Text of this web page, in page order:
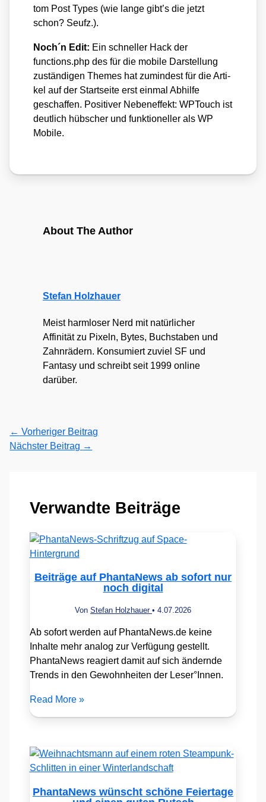
tom Post Types (wie lan­ge gibt’s die jetzt
schon? Seufz.).
Noch´n Edit: Ein schnel­ler Hack der
functions.php des für die mobi­le Dar­stel­lung
zustän­di­gen The­mes hat zumin­dest für die Arti­
kel auf der Start­sei­te erst ein­mal Abhil­fe
geschaf­fen. Posi­ti­ver Neben­ef­fekt: WPTouch ist
deut­lich hüb­scher und funk­tio­nel­ler als WP
Mobi­le.
About The Author
Stefan Holzhauer
Meist harmloser Nerd mit natürlicher
Affinität zu Pixeln, Bytes, Buchstaben und
Zahnrädern. Konsumiert zuviel SF und
Fantasy und schreibt seit 1999 online
darüber.
← Vorheriger Beitrag
Nächster Beitrag →
Verwandte Beiträge
Beiträge auf PhantaNews ab sofort nur
noch digital
Von Stefan Holzhauer • 4.07.2026
Ab sofort werden auf PhantaNews.de keine
Inhalte mehr analog zur Verfügung gestellt.
PhantaNews reagiert damit auf sich ändernde
Trends in den Gewohnheiten der Leser°Innen.
Read More »
PhantaNews wünscht schöne Feiertage